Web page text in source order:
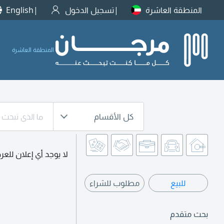
المنطقة العاشرة تسجيل الدخول English
المنطقة العاشرة
كل الأقسام
للبيع مطلوب للشراء
بحث متقدم
لا يوجد أي إعلان